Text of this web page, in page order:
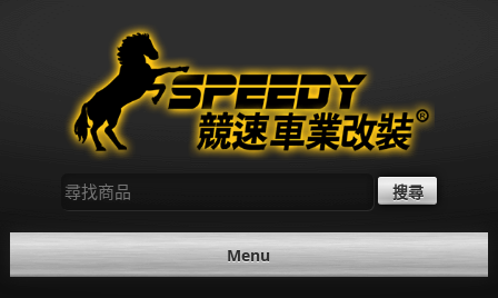
尋
找：
Menu